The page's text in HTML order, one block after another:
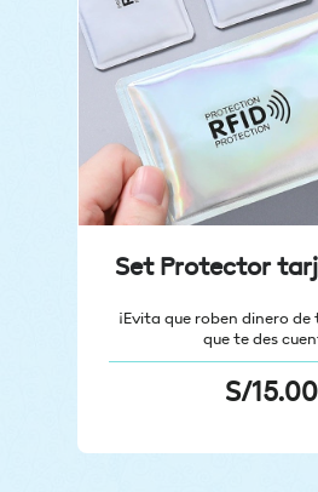
Set Protector
¡Evita que roben dinero
que te des
S/15.00